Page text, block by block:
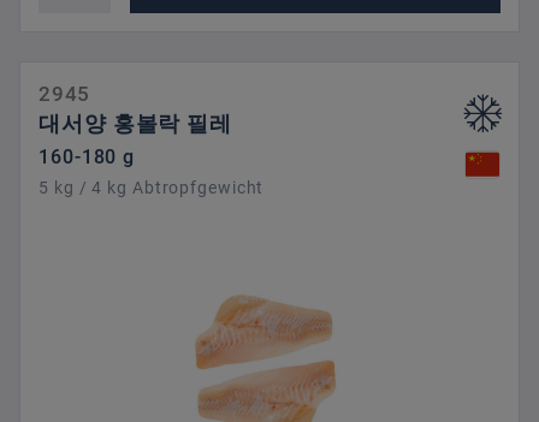
2945
대서양 홍볼락 필레
160-180 g
5 kg / 4 kg Abtropfgewicht